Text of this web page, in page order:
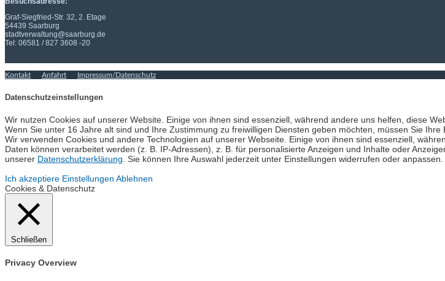
Graf-Siegfried-Str. 32, 2. Etage
54439 Saarburg
stadtverwaltung@saarburg.de
Tel: 06581 / 827 3608 -20
Kontakt Anfahrt Impressum/Datenschutz
Datenschutzeinstellungen
Wir nutzen Cookies auf unserer Website. Einige von ihnen sind essenziell, während andere uns helfen, diese
Wenn Sie unter 16 Jahre alt sind und Ihre Zustimmung zu freiwilligen Diensten geben möchten, müssen Sie
Wir verwenden Cookies und andere Technologien auf unserer Webseite. Einige von ihnen sind essenziell,
Daten können verarbeitet werden (z. B. IP-Adressen), z. B. für personalisierte Anzeigen und Inhalte oder
unserer Datenschutzerklärung. Sie können Ihre Auswahl jederzeit unter Einstellungen widerrufen oder anpassen.
Ich akzeptiere Einstellungen Ablehnen
Cookies & Datenschutz
Schließen
Privacy Overview